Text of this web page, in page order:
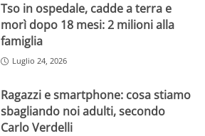
Tso in ospedale, cadde a terra e
morì dopo 18 mesi: 2 milioni alla
famiglia
Luglio 24, 2026
Ragazzi e smartphone: cosa stiamo
sbagliando noi adulti, secondo
Carlo Verdelli